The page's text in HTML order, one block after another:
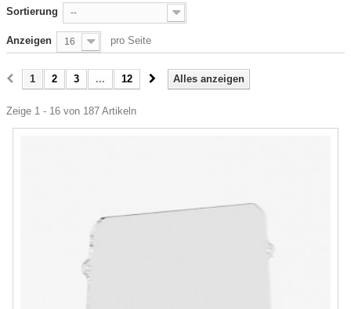
Sortierung --
Anzeigen 16 pro Seite
Alles anzeigen
1 2 3 ... 12
Zeige 1 - 16 von 187 Artikeln